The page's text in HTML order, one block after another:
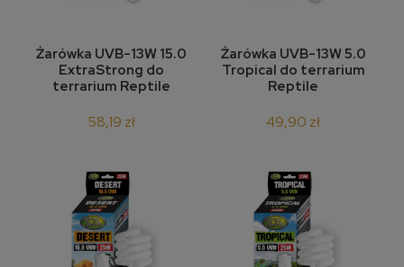
Żarówka UVB-13W 15.0
ExtraStrong do
terrarium Reptile
58,19 zł
Żarówka UVB-13W 5.0
Tropical do terrarium
Reptile
49,90 zł